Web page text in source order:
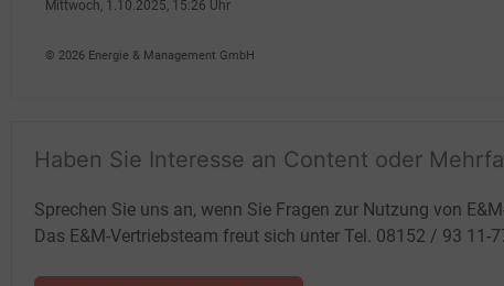
Mittwoch, 1.10.2025, 15:26 Uhr
© 2026 Energie & Management GmbH
Haben Sie Interesse an Content oder
Sprechen Sie uns an, wenn Sie Fragen zur Nutzung von
Das E&M-Vertriebsteam freut sich unter Tel. 08152 / 93 11-